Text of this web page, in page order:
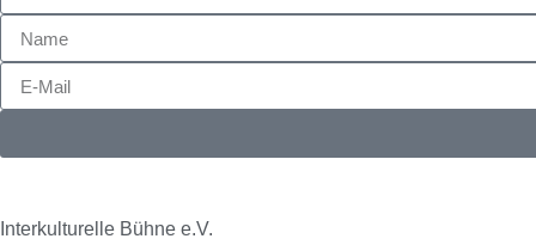
Interkulturelle Bühne e.V.